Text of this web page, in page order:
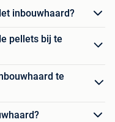
inbouwhaard?
pellets bij te
te